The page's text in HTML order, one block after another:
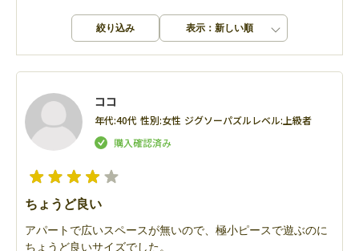
絞り込み 表示：新しい順
ココ
年代:40代 性別:女性 ジグソーパズルレベル: 上級者
ちょうど良い
アパートで広いスペースが無いので、極小ピースで遊ぶのに
ちょうど良いサイズでした。